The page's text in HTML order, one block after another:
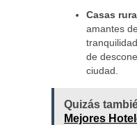
Casas
amantes
de
ciudad.
Quizás
Mejores